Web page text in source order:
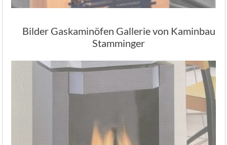
Bilder Gaskaminöfen Gallerie von Kaminbau
Stamminger